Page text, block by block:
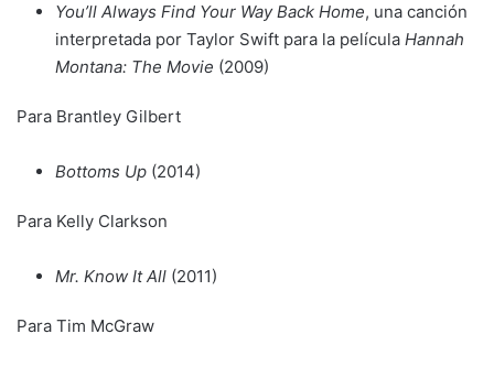
You’ll Always Find Your Way Back Home, una canción
interpretada por Taylor Swift para la película Hannah
Montana: The Movie (2009)
Para Brantley Gilbert
Bottoms Up (2014)
Para Kelly Clarkson
Mr. Know It All (2011)
Para Tim McGraw